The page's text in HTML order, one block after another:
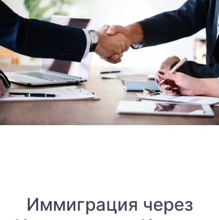
Иммиграция через